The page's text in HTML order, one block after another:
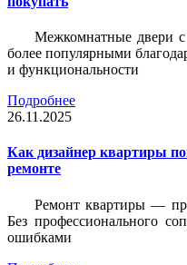
Межкомнатные двери с
более популярными
и функциональности
Подробнее
26.11.2025
Как дизайнер квартиры
ремонте
Ремонт квартиры —
Без профессионального
ошибками